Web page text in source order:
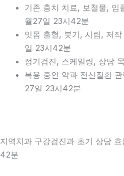
기존 충치 치료, 보철물,
월27일 23시42분
잇몸 출혈, 붓기, 시림, 저
일 23시42분
정기검진, 스케일링, 상담
복용 중인 약과 전신질환
27일 23시42분
지역치과 구강검진과 초기 상담
42분